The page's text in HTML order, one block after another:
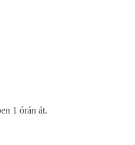
1 órán át.